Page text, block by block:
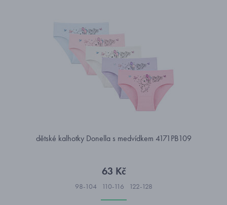
dětské kalhotky Donella s medvídkem 4171PB109
63 Kč
98-104 110-116 122-128